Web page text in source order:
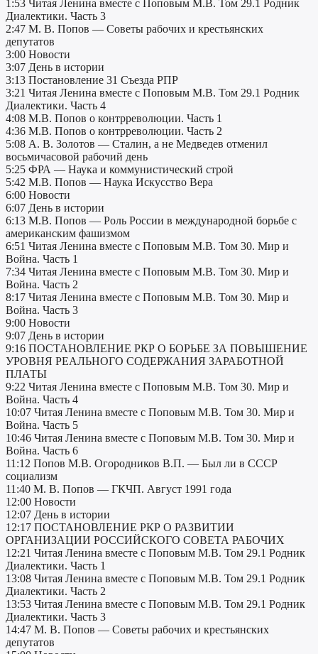
1:53 Читая Ленина вместе с Поповым М.В. Том 29.1 Родник
Диалектики. Часть 3
2:47 М. В. Попов — Советы рабочих и крестьянских
депутатов
3:00 Новости
3:07 День в истории
3:13 Постановление 31 Съезда РПР
3:21 Читая Ленина вместе с Поповым М.В. Том 29.1 Родник
Диалектики. Часть 4
4:08 М.В. Попов о контрреволюции. Часть 1
4:36 М.В. Попов о контрреволюции. Часть 2
5:08 А. В. Золотов — Сталин, а не Медведев отменил
восьмичасовой рабочий день
5:25 ФРА — Наука и коммунистический строй
5:42 М.В. Попов — Наука Искусство Вера
6:00 Новости
6:07 День в истории
6:13 М.В. Попов — Роль России в международной борьбе с
американским фашизмом
6:51 Читая Ленина вместе с Поповым М.В. Том 30. Мир и
Война. Часть 1
7:34 Читая Ленина вместе с Поповым М.В. Том 30. Мир и
Война. Часть 2
8:17 Читая Ленина вместе с Поповым М.В. Том 30. Мир и
Война. Часть 3
9:00 Новости
9:07 День в истории
9:16 ПОСТАНОВЛЕНИЕ РКР О БОРЬБЕ ЗА ПОВЫШЕНИЕ
УРОВНЯ РЕАЛЬНОГО СОДЕРЖАНИЯ ЗАРАБОТНОЙ
ПЛАТЫ
9:22 Читая Ленина вместе с Поповым М.В. Том 30. Мир и
Война. Часть 4
10:07 Читая Ленина вместе с Поповым М.В. Том 30. Мир и
Война. Часть 5
10:46 Читая Ленина вместе с Поповым М.В. Том 30. Мир и
Война. Часть 6
11:12 Попов М.В. Огородников В.П. — Был ли в СССР
социализм
11:40 М. В. Попов — ГКЧП. Август 1991 года
12:00 Новости
12:07 День в истории
12:17 ПОСТАНОВЛЕНИЕ РКР О РАЗВИТИИ
ОРГАНИЗАЦИИ РОССИЙСКОГО СОВЕТА РАБОЧИХ
12:21 Читая Ленина вместе с Поповым М.В. Том 29.1 Родник
Диалектики. Часть 1
13:08 Читая Ленина вместе с Поповым М.В. Том 29.1 Родник
Диалектики. Часть 2
13:53 Читая Ленина вместе с Поповым М.В. Том 29.1 Родник
Диалектики. Часть 3
14:47 М. В. Попов — Советы рабочих и крестьянских
депутатов